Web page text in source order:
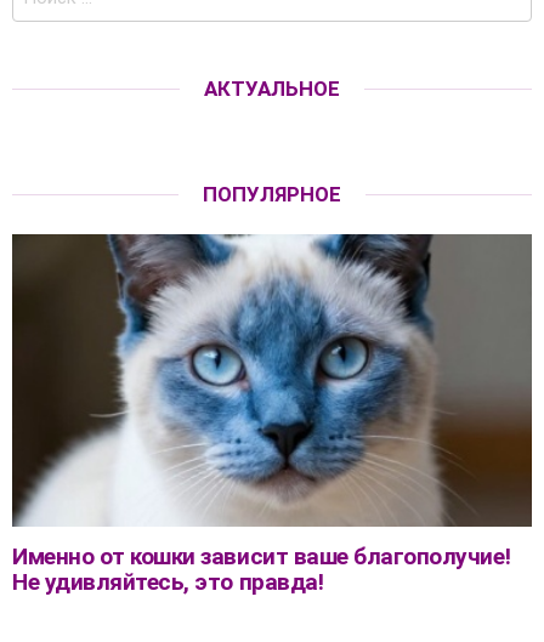
по:
АКТУАЛЬНОЕ
ПОПУЛЯРНОЕ
Именно от кошки зависит ваше благополучие!
Не удивляйтесь, это правда!